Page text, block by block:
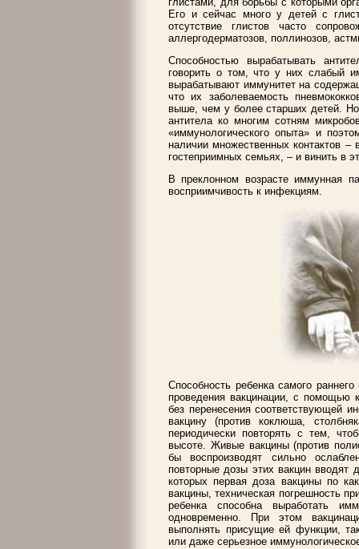
Его и сейчас много у детей с
отсутствие глистов часто
аллергодерматозов, поллинозов,
Способностью вырабатывать
говорить о том, что у них слабый
вырабатывают иммунитет на
что их заболеваемость
выше, чем у более старших детей.
антитела ко многим сотням
«иммунологического опыта» и
наличии множественных контактов
гостеприимных семьях, – и винить в
В преклонном возрасте иммунная
восприимчивость к инфекциям.
Способность ребенка самого
проведения вакцинации, с помощью
без перенесения соответствующей
вакцину (против коклюша,
периодически повторять с тем,
высоте. Живые вакцины (против
бы воспроизводят сильно
повторные дозы этих вакцин вводят
которых первая доза вакцины по
вакцины, техническая погрешность
ребенка способна выработать
одновременно. При этом
выполнять присущие ей функции,
или даже серьезное